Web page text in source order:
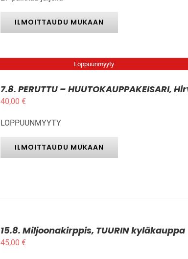
ILMOITTAUDU MUKAAN
Loppuunmyyty
7.8. PERUTTU – HUUTOKAUPPAKEISARI,
40,00 €
LOPPUUNMYYTY
ILMOITTAUDU MUKAAN
15.8. Miljoonakirppis, TUURIN kyläkauppa
45,00 €